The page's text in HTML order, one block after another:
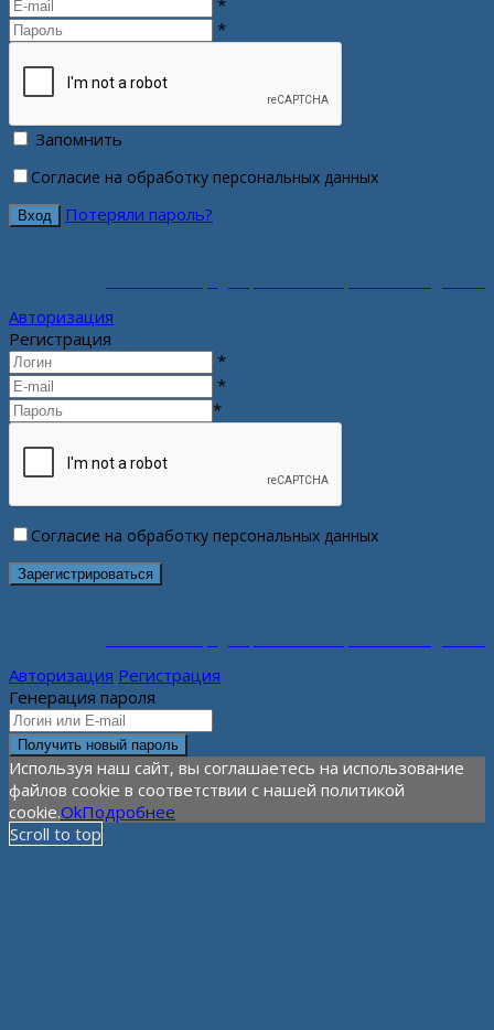
*
Запомнить
Согласие на обработку персональных данных
Потеряли пароль?
Авторизация
Регистрация
*
*
*
Согласие на обработку персональных данных
Авторизация Регистрация
Генерация пароля
Используя наш сайт, вы соглашаетесь на использование
файлов cookie в соответствии с нашей политикой
cookie.OkПодробнее
Scroll to top